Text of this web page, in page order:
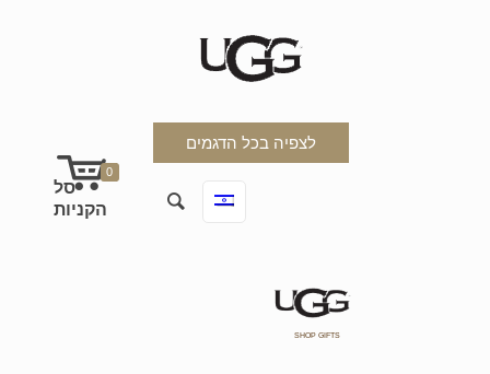
לצפיה בכל הדגמים
0
SHOP GIFTS